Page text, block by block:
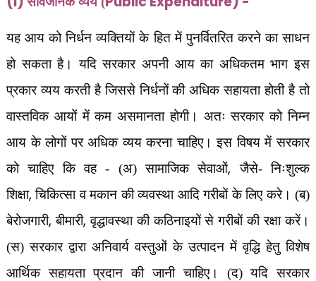
यह आय को निर्धन व्यक्तियों के हित में पुनर्वितरित करने का साधन
हो सकता है। यदि सरकार अपनी आय का अधिकतम भाग इस
प्रकार व्यय करती है जिससे निर्धनों की अधिक सहायता होती है तो
वास्तविक आयों में कम असमानता होगी। अतः सरकार को निम्न
आय के लोगों पर अधिक व्यय करना चाहिए। इस विषय में सरकार
को चाहिए कि वह - (अ) सामाजिक सेवाओं,जैसे- निःशुल्क
शिक्षा,चिकित्सा व मकान की व्यवस्था आदि गरीबों के लिए करे। (ब)
बेरोजगारी,बीमारी,वृद्धावस्था की कठिनाइयों से गरीबों की रक्षा करें।
(स) सरकार द्वारा अनिवार्य वस्तुओं के उत्पादन में वृद्धि हेतु विशेष
आर्थिक सहायता प्रदान की जानी चाहिए। (द) यदि सरकार